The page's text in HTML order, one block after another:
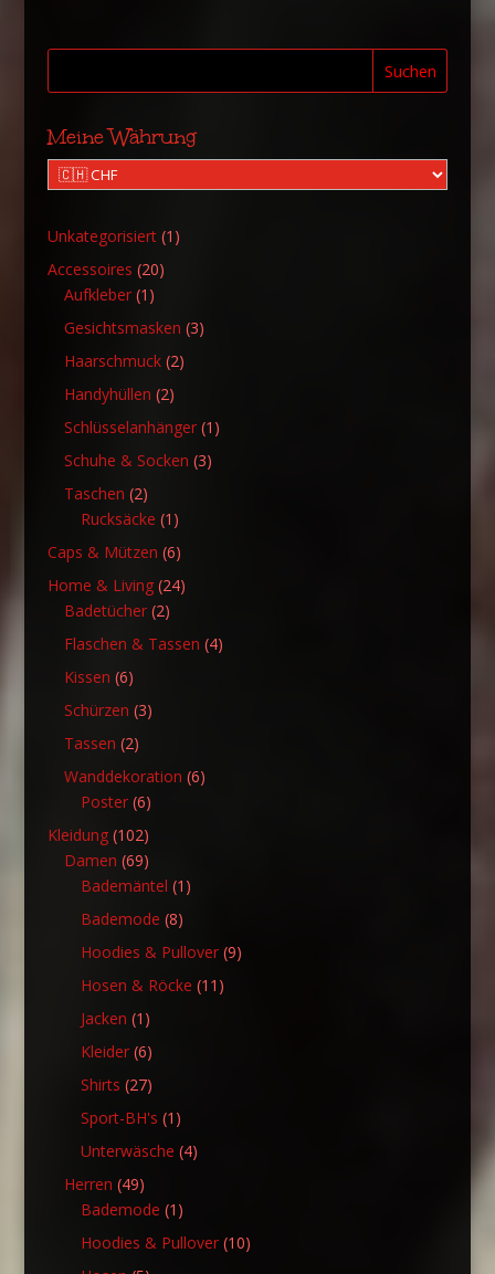
Suchen
Meine Währung
Unkategorisiert 1 1
Accessoires 2020
Aufkleber 1 1
Produkt
Gesichtsmasken 33
Haarschmuck 22
Handyhüllen 22
Produkte
Schlüsselanhänger 1 1
Schuhe & Socken 33
Taschen 22
Produkte
Rucksäcke 1 1
Produkt
Caps & Mützen 66
Produkte
Home & Living 2424
Badetücher 22
Produkte
Flaschen & Tassen 44
Kissen 66
Produkte
Schürzen 33
Tassen 22
Produkte
Wanddekoration 66
Poster 66
Produkte
Kleidung 102102
Produkte
Damen 6969
Produkte
Bademäntel 1 1
Bademode 88
Produkte
Hoodies & Pullover 99
Hosen & Röcke 11 11
Jacken 1 1
Produkt
Kleider 66
Produkte
Shirts 2727
Produkte
Sport-BH's 1 1
Produkt
Unterwäsche 44
Herren 4949
Produkte
Bademode 1 1
Produkt
Hoodies & Pullover 1010